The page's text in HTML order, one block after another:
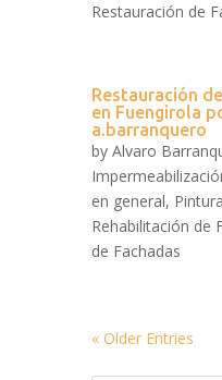
Restauración de
Restauración
en Fuengirola
a.barranquero
by Alvaro
en general,
Rehabilitación de
de Fachadas
« Older Entries